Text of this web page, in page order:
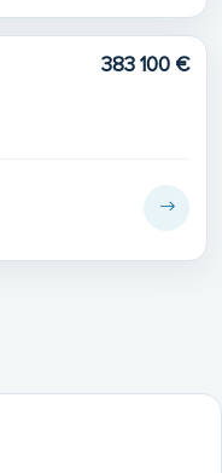
383 100 €